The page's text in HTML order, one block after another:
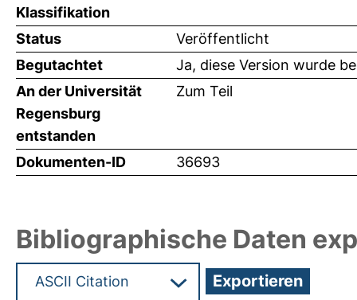
Klassifikation
Status
Veröffentlicht
Begutachtet
Ja, diese Version wurde
An der Universität
Regensburg
entstanden
Zum Teil
Dokumenten-ID 36693
Bibliographische Daten